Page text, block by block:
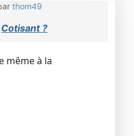
thom49
Cotisant ?
même à la